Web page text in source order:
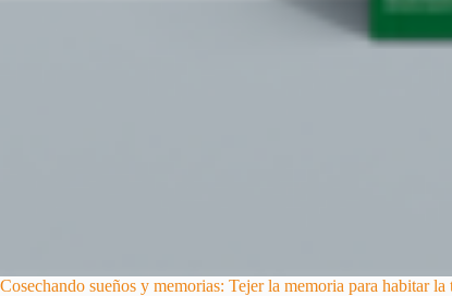
Cosechando sueños y memorias: Tejer la memoria para habitar